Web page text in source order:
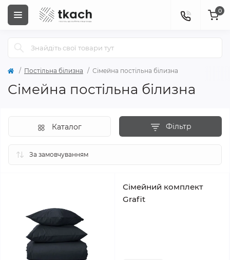
0
Постільна білизна Сімейна постільна білизна
Сімейна постільна білизна
Фільтр
Каталог
Сімейний комплект
Grafit